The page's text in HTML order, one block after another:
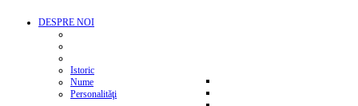
DESPRE NOI
Istoric
Nume
Personalităţi